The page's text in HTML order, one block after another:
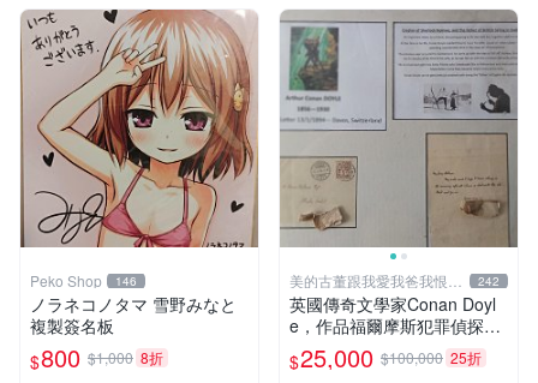
Peko Shop 146
ノラネコノタマ 雪野みなと
複製簽名板
$800 $1,000 8折
美的古董跟我愛我爸我恨壞
人
242
英國傳奇文學家Conan Doyl
e，作品福爾摩斯犯罪偵探集
在250國暢銷文學、電影，作
品出現犯罪高手顯示警察不聰
$25,000 $100,000 25折